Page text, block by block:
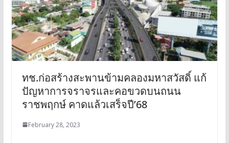
ทช.ก่อสร้างสะพานข้ามคลองมหาสวัสดิ์ แก้
ปัญหาการจราจรและคอขวดบนถนน
ราชพฤกษ์ คาดแล้วเสร็จปี’68
February 28, 2023